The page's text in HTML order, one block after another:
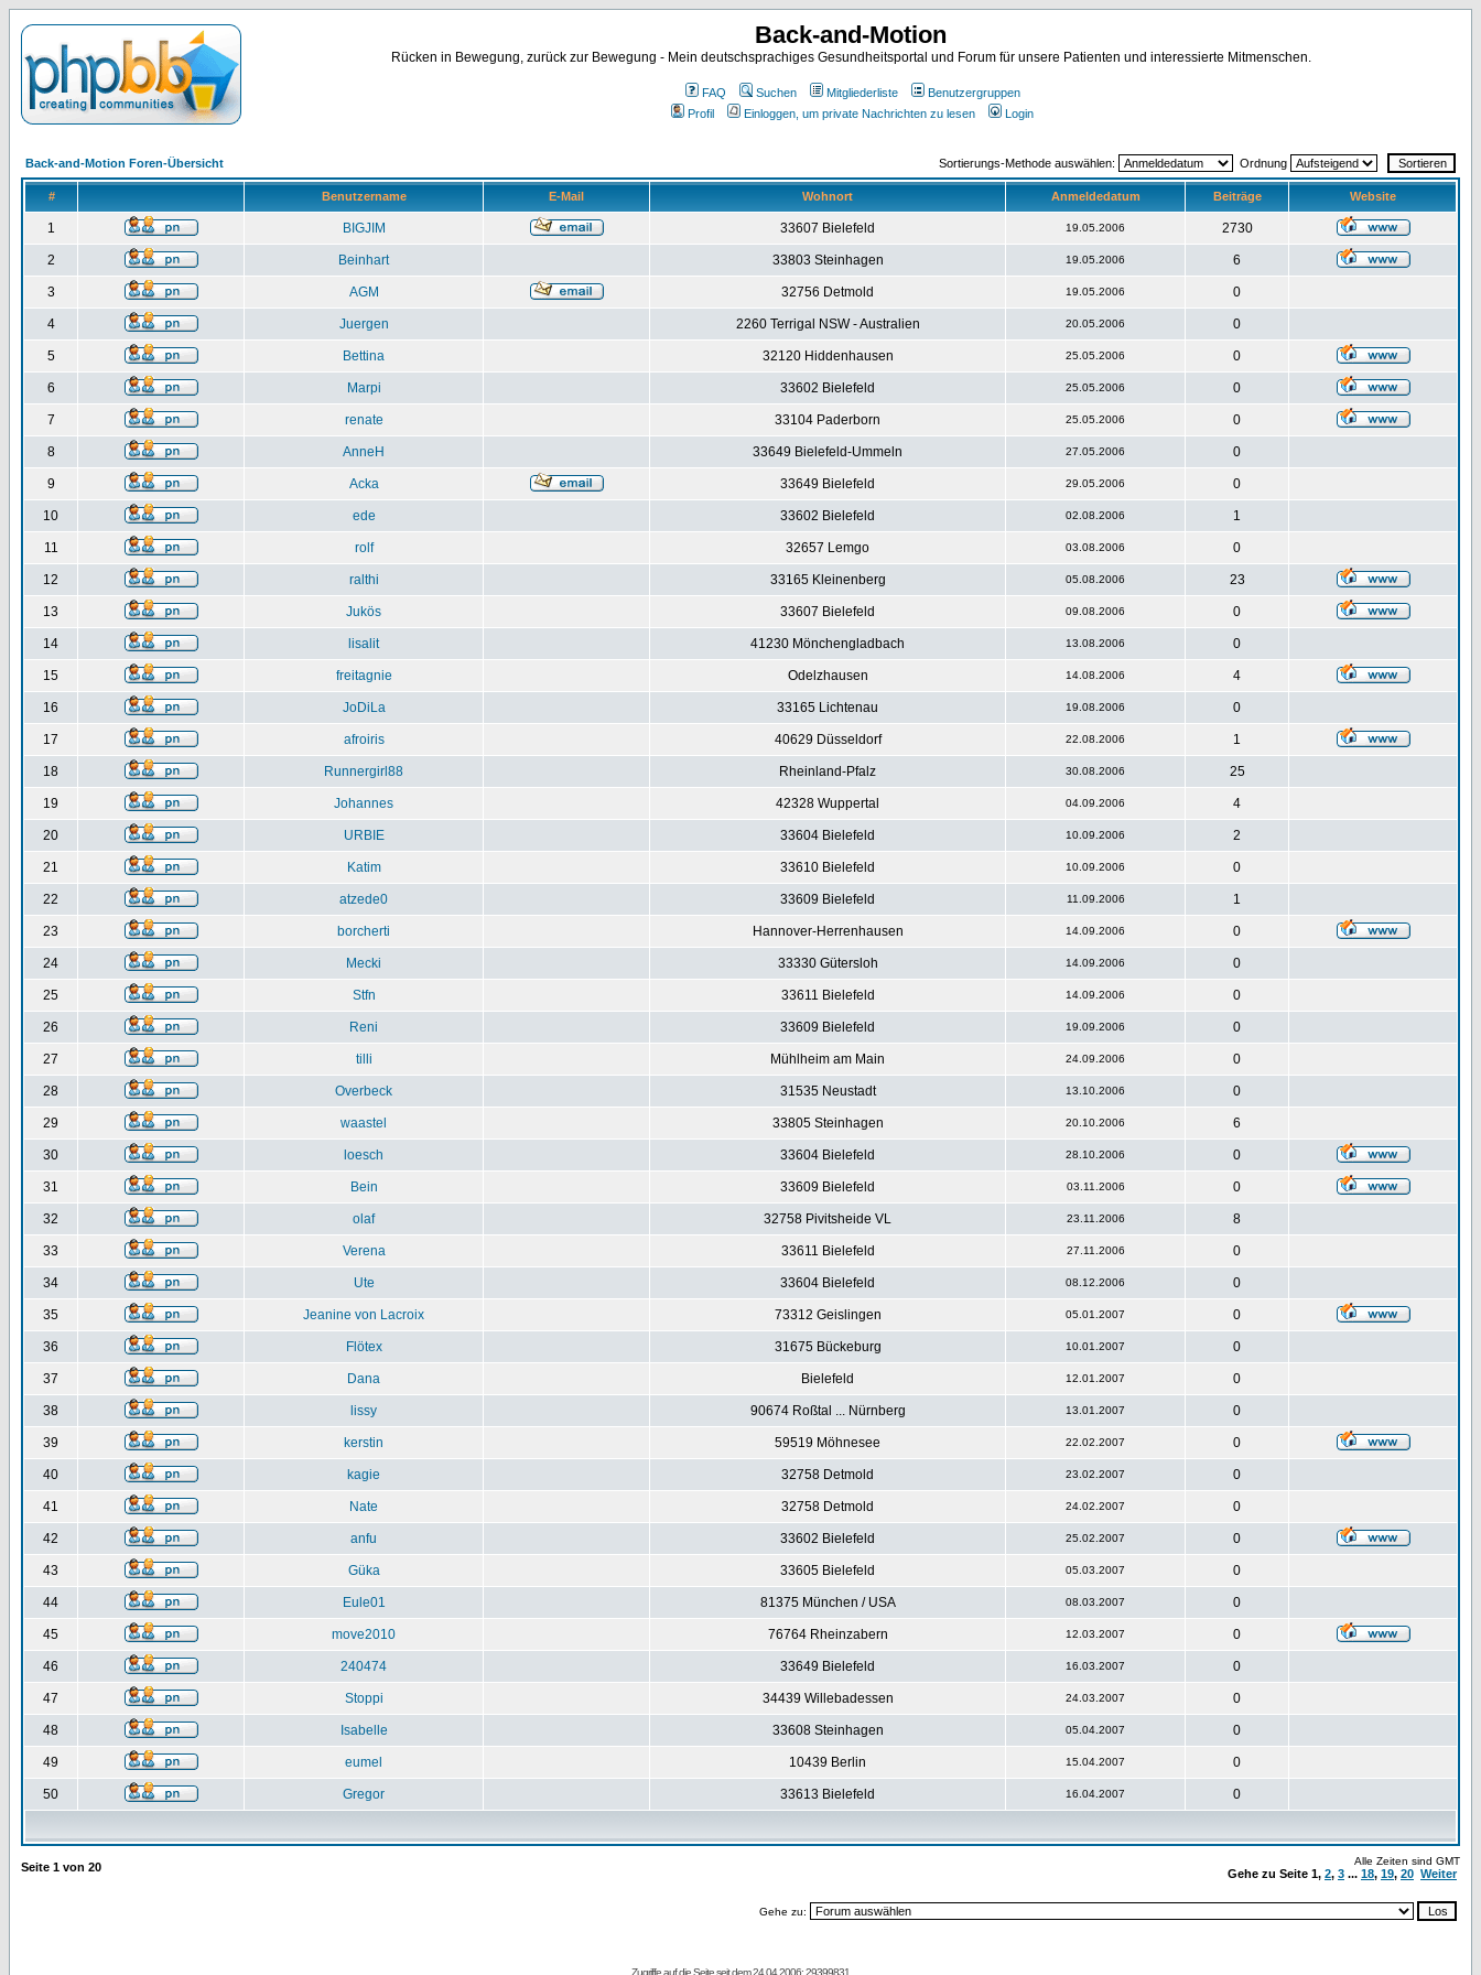
Back-and-Motion
Rücken in Bewegung, zurück zur Bewegung - Mein deutschsprachiges Gesundheitsportal und Forum für unsere Patienten und interessierte Mitmenschen.
FAQ Suchen Mitgliederliste
Benutzergruppen
Profil
Einloggen, um private Nachrichten zu lesen Login
Back-and-Motion Foren-Übersicht Sortierungs-Methode auswählen: Ordnung
# Benutzername E-Mail Wohnort Anmeldedatum Beiträge Website
1 BIGJIM 33607 Bielefeld 19.05.2006 2730
2 Beinhart 33803 Steinhagen 19.05.2006 6
3 AGM 32756 Detmold 19.05.2006 0
4 Juergen 2260 Terrigal NSW - Australien 20.05.2006 0
5 Bettina 32120 Hiddenhausen 25.05.2006 0
6 Marpi 33602 Bielefeld 25.05.2006 0
7 renate 33104 Paderborn 25.05.2006 0
8 AnneH 33649 Bielefeld-Ummeln 27.05.2006 0
9 Acka 33649 Bielefeld 29.05.2006 0
10 ede 33602 Bielefeld 02.08.2006 1
11 rolf 32657 Lemgo 03.08.2006 0
12 ralthi 33165 Kleinenberg 05.08.2006 23
13 Jukös 33607 Bielefeld 09.08.2006 0
14 lisalit 41230 Mönchengladbach 13.08.2006 0
15 freitagnie Odelzhausen 14.08.2006 4
16 JoDiLa 33165 Lichtenau 19.08.2006 0
17 afroiris 40629 Düsseldorf 22.08.2006 1
18 Runnergirl88 Rheinland-Pfalz 30.08.2006 25
19 Johannes 42328 Wuppertal 04.09.2006 4
20 URBIE 33604 Bielefeld 10.09.2006 2
21 Katim 33610 Bielefeld 10.09.2006 0
22 atzede0 33609 Bielefeld 11.09.2006 1
23 borcherti Hannover-Herrenhausen 14.09.2006 0
24 Mecki 33330 Gütersloh 14.09.2006 0
25 Stfn 33611 Bielefeld 14.09.2006 0
26 Reni 33609 Bielefeld 19.09.2006 0
27 tilli Mühlheim am Main 24.09.2006 0
28 Overbeck 31535 Neustadt 13.10.2006 0
29 waastel 33805 Steinhagen 20.10.2006 6
30 loesch 33604 Bielefeld 28.10.2006 0
31 Bein 33609 Bielefeld 03.11.2006 0
32 olaf 32758 Pivitsheide VL 23.11.2006 8
33 Verena 33611 Bielefeld 27.11.2006 0
34 Ute 33604 Bielefeld 08.12.2006 0
35 Jeanine von Lacroix 73312 Geislingen 05.01.2007 0
36 Flötex 31675 Bückeburg 10.01.2007 0
37 Dana Bielefeld 12.01.2007 0
38 lissy 90674 Roßtal ... Nürnberg 13.01.2007 0
39 kerstin 59519 Möhnesee 22.02.2007 0
40 kagie 32758 Detmold 23.02.2007 0
41 Nate 32758 Detmold 24.02.2007 0
42 anfu 33602 Bielefeld 25.02.2007 0
43 Güka 33605 Bielefeld 05.03.2007 0
44 Eule01 81375 München / USA 08.03.2007 0
45 move2010 76764 Rheinzabern 12.03.2007 0
46 240474 33649 Bielefeld 16.03.2007 0
47 Stoppi 34439 Willebadessen 24.03.2007 0
48 Isabelle 33608 Steinhagen 05.04.2007 0
49 eumel 10439 Berlin 15.04.2007 0
50 Gregor 33613 Bielefeld 16.04.2007 0
Seite 1 von 20 Alle Zeiten sind GMT
Gehe zu Seite 1, 2, 3 ... 18, 19, 20 Weiter
Gehe zu:
Zugriffe auf die Seite seit dem 24.04.2006: 29399831